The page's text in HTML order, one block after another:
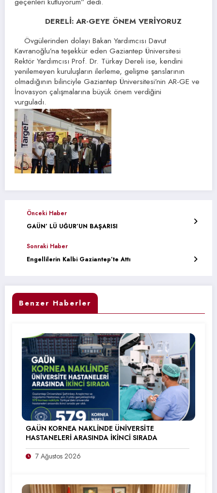
DERELİ: AR-GEYE ÖNEM VERİYORUZ
Övgülerinden dolayı Bakan Yardımcısı Davut
Kavranoğlu’na teşekkür eden Gaziantep Üniversitesi
Rektör Yardımcısı Prof. Dr. Türkay Dereli ise, kendini
yenilemeyen kuruluşların ilerleme, gelişme şanslarının
olmadığının bilinciyle Gaziantep Üniversitesi’nin AR-GE ve
İnovasyon çalışmalarına büyük önem verdiğini
vurguladı.
Önceki Haber
GAÜN’ LÜ UĞUR’UN BAŞARISI
Sonraki Haber
Engellilerin Kalbi Gaziantep’te Attı
Benzer Haberler
GAÜN KORNEA NAKLİNDE ÜNİVERSİTE
HASTANELERİ ARASINDA İKİNCİ SIRADA
7 Ağustos 2026